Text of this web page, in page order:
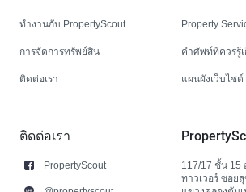
ทำงานกับ PropertyScout
การจัดการทรัพย์สิน
ติดต่อเรา
Property
คำศัพท์ที่ควรรู้
แผนผังเว็บไซต์
ติดต่อเรา
PropertyScout
117/17 ชั้น 15
ทาวเวอร์ ซอย